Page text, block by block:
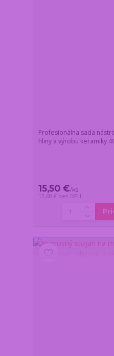
Profesionálna sada
hliny a výrobu keramiky
15,50 €/ks
12,60 € bez DPH